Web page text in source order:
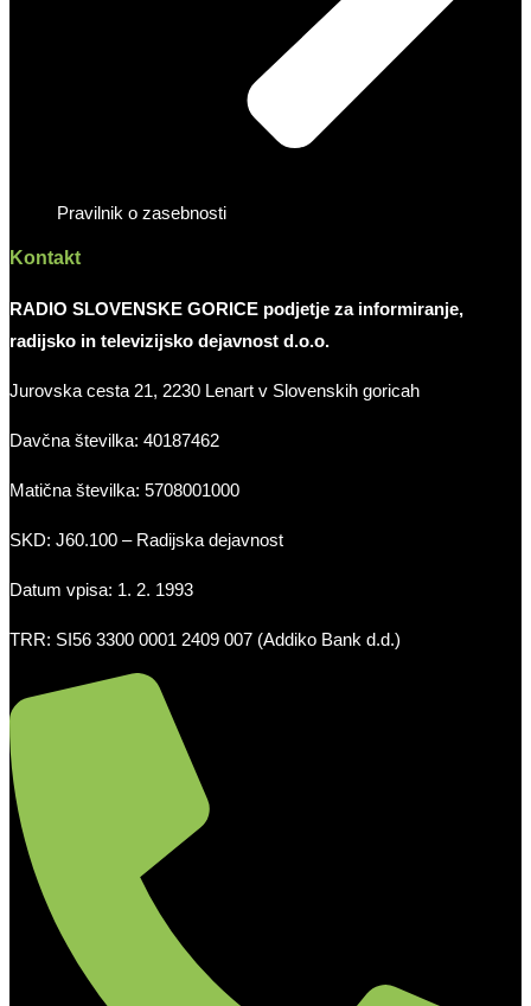
Pravilnik o zasebnosti
Kontakt
RADIO SLOVENSKE GORICE podjetje za informiranje,
radijsko in televizijsko dejavnost d.o.o.
Jurovska cesta 21, 2230 Lenart v Slovenskih goricah
Davčna številka: 40187462
Matična številka: 5708001000
SKD: J60.100 – Radijska dejavnost
Datum vpisa: 1. 2. 1993
TRR: SI56 3300 0001 2409 007 (Addiko Bank d.d.)